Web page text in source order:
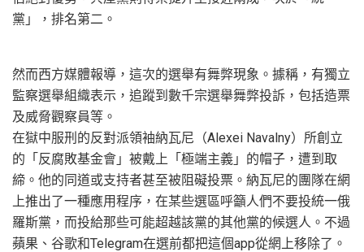
黨」，排名第二。
然而西方媒體報導，這次的選舉有舞弊現象。據稱，有獨立
監察選舉組織表示，追蹤到數千宗選舉舞弊投訴，包括造票
及威脅觀察員等。
在獄中服刑的反對派領袖納瓦尼（Alexei Navalny）所創立
的「反腐敗基金會」被戴上「極端主義」的帽子，遭到取
締。他的同道或支持者甚至被阻礙投票。納瓦尼的團隊在網
上推出了一種應用程序，在某些選區呼籲人們不要投統一俄
羅斯黨，而投給那些可能超越該黨的其他黨的候選人。不過
蘋果、谷歌和Telegram在選前都把這個app從網上移除了。